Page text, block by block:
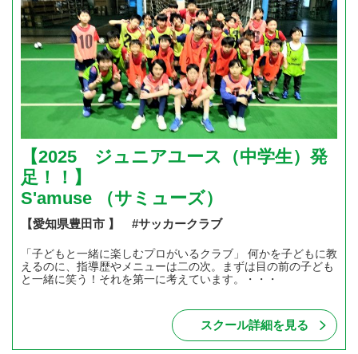
【2025 ジュニアユース（中学生）発
足！！】
S'amuse （サミューズ）
【愛知県豊田市 】 #サッカークラブ
「子どもと一緒に楽しむプロがいるクラブ」 何かを子どもに教
えるのに、指導歴やメニューは二の次。まずは目の前の子ども
と一緒に笑う！それを第一に考えています。・・・
スクール詳細を見る